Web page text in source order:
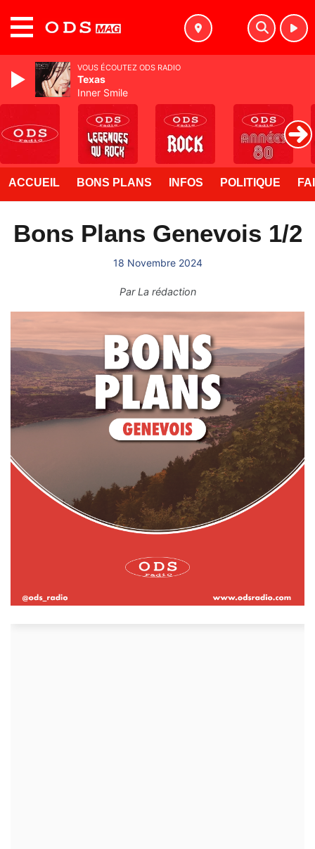
ACCUEIL BONS PLANS INFOS POLITIQUE
Bons Plans Genevois 1/2
18 Novembre 2024
ParLa rédaction
VOUS ÉCOUTEZ ODS RADIO
Texas
Inner Smile